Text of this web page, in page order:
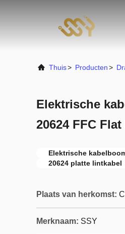
Thuis> Producten>
Elektrische
20624 FFC
Elektrische
20624 platte lintkabel
Plaats van herkomst:
Merknaam: SSY